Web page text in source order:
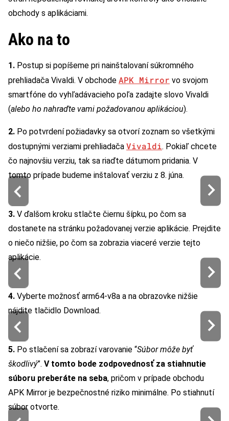
obchody s aplikáciami.
Ako na to
1. Postup si popíšeme pri nainštalovaní súkromného
prehliadača Vivaldi. V obchode APK Mirror vo svojom
smartfóne do vyhľadávacieho poľa zadajte slovo Vivaldi
(alebo ho nahraďte vami požadovanou aplikáciou).
2. Po potvrdení požiadavky sa otvorí zoznam so všetkými
dostupnými verziami prehliadača Vivaldi. Pokiaľ chcete
čo najnovšiu verziu, tak sa riaďte dátumom pridania. V
tomto prípade budeme inštalovať verziu z 8. júna.
3. V ďalšom kroku stlačte čiernu šípku, po čom sa
dostanete na stránku požadovanej verzie aplikácie. Prejdite
o niečo nižšie, po čom sa zobrazia viaceré verzie tejto
aplikácie.
4. Vyberte možnosť arm64-v8a a na obrazovke nižšie
nájdite tlačidlo Download.
5. Po stlačení sa zobrazí varovanie “Súbor môže byť
škodlivý”. V tomto bode zodpovednosť za stiahnutie
súboru preberáte na seba, pričom v prípade obchodu
APK Mirror je bezpečnostné riziko minimálne. Po stiahnutí
súbor otvorte.